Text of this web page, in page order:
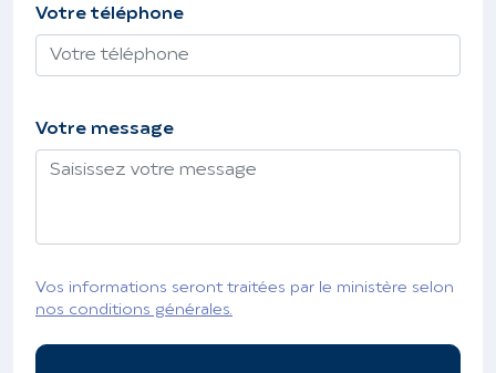
Votre téléphone
Votre message
Vos informations seront traitées par le ministère selon
nos conditions générales.